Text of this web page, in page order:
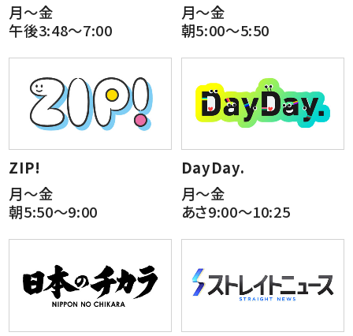
月～金
午後3:48～7:00
月～金
朝5:00～5:50
ZIP!
月～金
朝5:50～9:00
DayDay.
月～金
あさ9:00～10:25